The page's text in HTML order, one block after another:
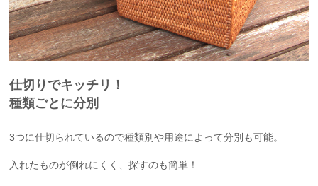
仕切りでキッチリ！
種類ごとに分別
3つに仕切られているので種類別や用途によって分別も可能。
入れたものが倒れにくく、探すのも簡単！